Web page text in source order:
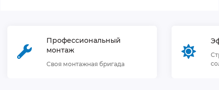
Профессиональный
монтаж
Своя монтажная бригада